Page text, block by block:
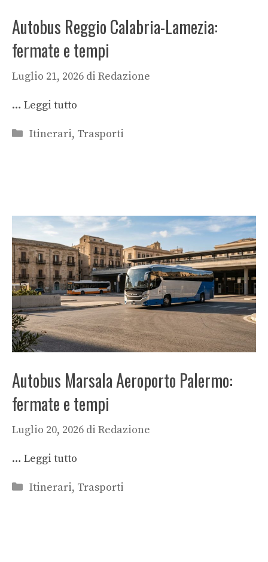
Autobus Reggio Calabria-Lamezia:
fermate e tempi
Luglio 21, 2026 di Redazione
… Leggi tutto
Categorie
Itinerari, Trasporti
Autobus Marsala Aeroporto Palermo:
fermate e tempi
Luglio 20, 2026 di Redazione
… Leggi tutto
Categorie
Itinerari, Trasporti